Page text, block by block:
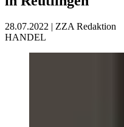
28.07.2022 | ZZA Redaktion
HANDEL